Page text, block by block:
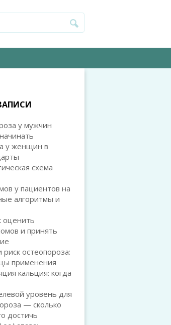
у мужчин
у женщин в
схема
у пациентов на
алгоритмы и
оценить
и принять
остеопороза:
применения
кальция: когда
уровень для
— сколько
достичь